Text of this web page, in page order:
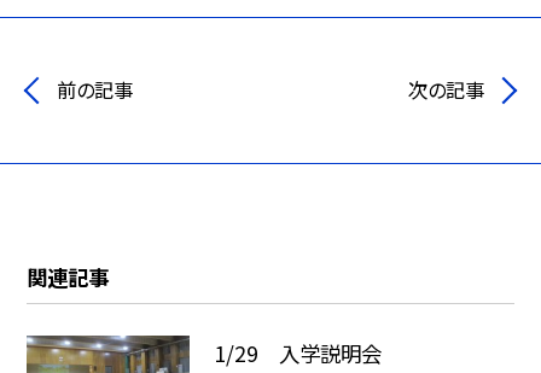
前の記事 次の記事
関連記事
1/29 入学説明会